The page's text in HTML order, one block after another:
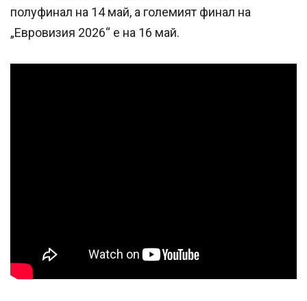
полуфинал на 14 май, а големият финал на
„Евровизия 2026“ е на 16 май.